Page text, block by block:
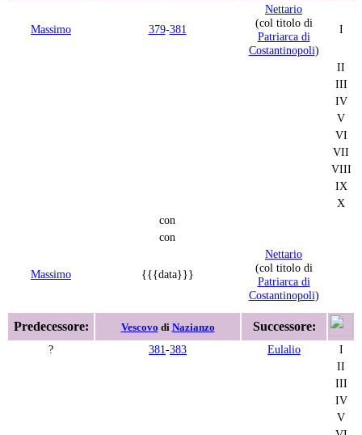
Massimo 379-381
Nettario
(col titolo di
Patriarca di
Costantinopoli)
I
II
III
IV
V
VI
VII
VIII
IX
X
con
con
Massimo {{{data}}}
Nettario
(col titolo di
Patriarca di
Costantinopoli)
Predecessore: Vescovo di Nazianzo Successore:
? 381-383 Eulalio
I
II
III
IV
V